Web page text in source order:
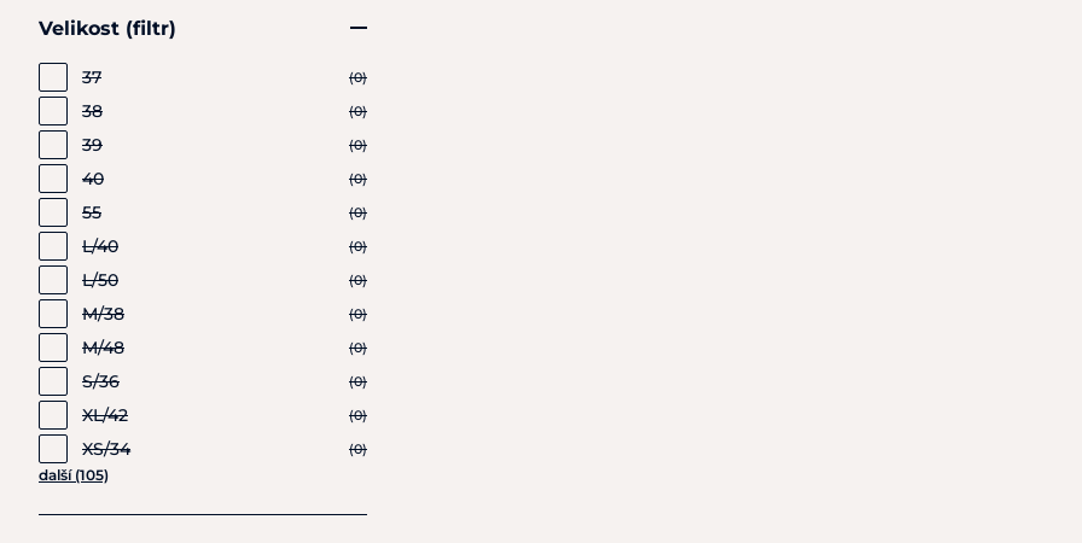
Velikost (filtr)
37 (0)
38 (0)
39 (0)
40 (0)
55 (0)
L/40 (0)
L/50 (0)
M/38 (0)
M/48 (0)
S/36 (0)
XL/42 (0)
XS/34 (0)
další (105)